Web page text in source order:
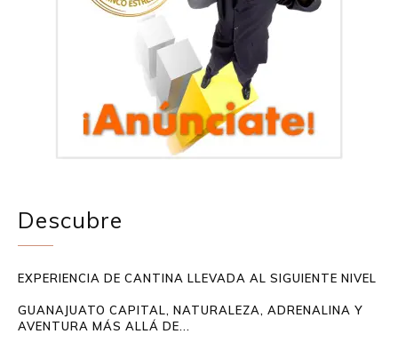
Descubre
EXPERIENCIA DE CANTINA LLEVADA AL SIGUIENTE NIVEL
GUANAJUATO CAPITAL, NATURALEZA, ADRENALINA Y
AVENTURA MÁS ALLÁ DE...